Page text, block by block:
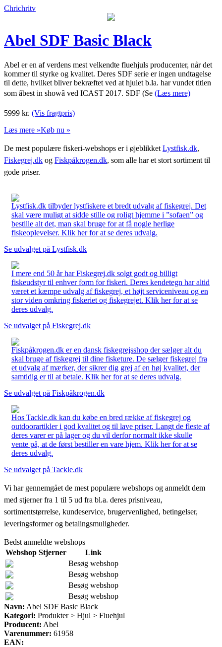
Chrichritv
Abel SDF Basic Black
Abel er en af verdens mest velkendte fluehjuls producenter, når det
kommer til styrke og kvalitet. Deres SDF serie er ingen undtagelse
til dette, hvilket bliver bekræftet ved at hjulet b.la. har vundet titlen
som âbest in showâ ved ICAST 2017. SDF (Se (Læs mere)
5999 kr. (Vis fragtpris)
Læs mere »Køb nu »
De mest populære fiskeri-webshops er i øjeblikket Lystfisk.dk,
Fiskegrej.dk og Fiskpåkrogen.dk, som alle har et stort sortiment til
gode priser.
Lystfisk.dk tilbyder lystfiskere et bredt udvalg af fiskegrej. Det
skal være muligt at sidde stille og roligt hjemme i ”sofaen” og
bestille alt det, man skal bruge for at få nogle herlige
fiskeoplevelser. Klik her for at se deres udvalg.
Se udvalget på Lystfisk.dk
I mere end 50 år har Fiskegrej.dk solgt godt og billigt
fiskeudstyr til enhver form for fiskeri. Deres kendetegn har altid
været et kæmpe udvalg af fiskegrej, et højt serviceniveau og en
stor viden omkring fiskeriet og fiskegrejet. Klik her for at se
deres udvalg.
Se udvalget på Fiskegrej.dk
Fiskpåkrogen.dk er en dansk fiskegrejsshop der sælger alt du
skal bruge af fiskegrej til dine fisketure. De sælger fiskegrej fra
et udvalg af mærker, der sikrer dig grej af en høj kvalitet, der
samtidig er til at betale. Klik her for at se deres udvalg.
Se udvalget på Fiskpåkrogen.dk
Hos Tackle.dk kan du købe en bred række af fiskegrej og
outdoorartikler i god kvalitet og til lave priser. Langt de fleste af
deres varer er på lager og du vil derfor normalt ikke skulle
vente på, at de først bestiller en vare hjem. Klik her for at se
deres udvalg.
Se udvalget på Tackle.dk
Vi har gennemgået de mest populære webshops og anmeldt dem
med stjerner fra 1 til 5 ud fra bl.a. deres prisniveau,
sortimentstørrelse, kundeservice, brugervenlighed, betingelser,
leveringsformer og betalingsmuligheder.
Bedst anmeldte webshops
Webshop Stjerner
Link
Besøg webshop
Besøg webshop
Besøg webshop
Besøg webshop
Navn: Abel SDF Basic Black
Kategori: Produkter > Hjul > Fluehjul
Producent: Abel
Varenummer: 61958
EAN: